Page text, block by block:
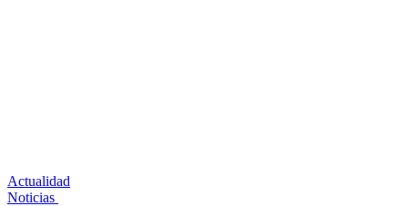
Actualidad
Noticias